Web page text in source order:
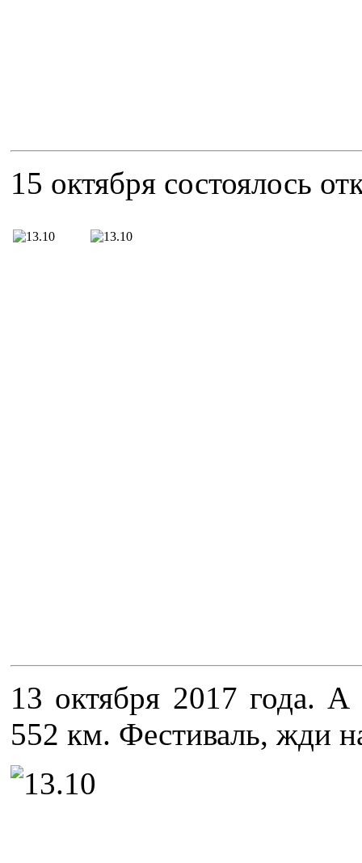
15 октября состоялось
13 октября 2017 года.
552 км. Фестиваль, жди